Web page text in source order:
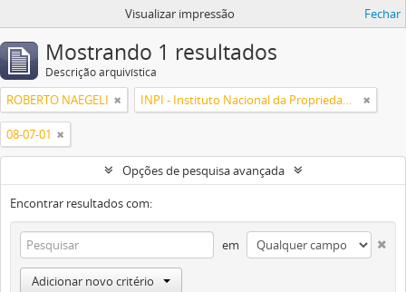
Visualizar impressão Fechar
Mostrando 1 resultados
Descrição arquivística
ROBERTO NAEGELI INPI - Instituto Nacional da Propriedade Industrial
08-07-01
Opções de pesquisa avançada
Encontrar resultados com:
em
Adicionar novo critério